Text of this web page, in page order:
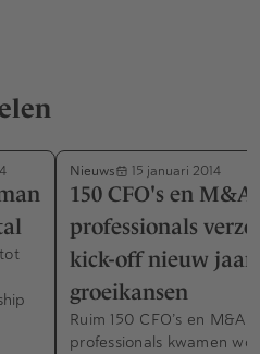
Nieuws 15 januari 2014
150 CFO's en M&A
professionals
kick-off nieuw jaar
groeikansen
Ruim 150 CFO’s en M&A
professionals kwamen